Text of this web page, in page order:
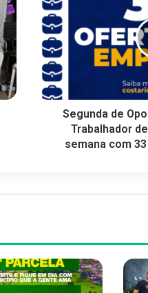
Segunda de
Trabalhador
semana com